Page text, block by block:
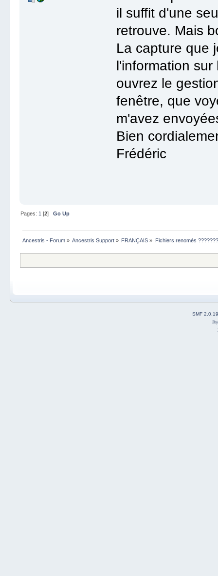
il suffit d'une
retrouve. Mais
La capture que
l'information
ouvrez le
fenêtre, que
m'avez
Bien
Frédéric
Pages: 1 [2] Go Up
Ancestris - Forum» Ancestris Support » FRANÇAIS » Fichiers renomés
SMF 2.0.19